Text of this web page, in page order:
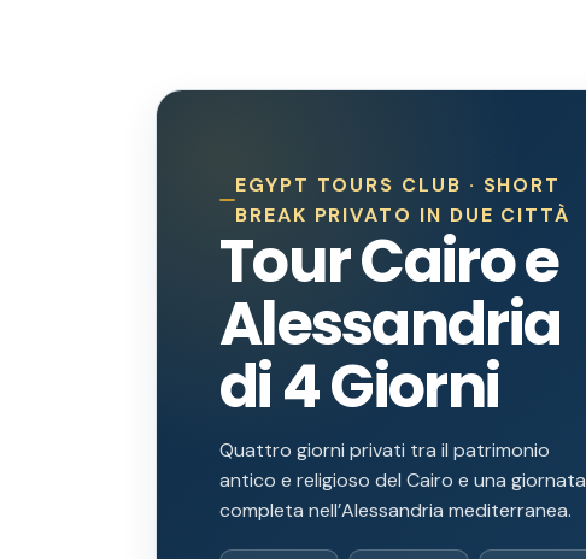
EGYPT TOURS CLUB · SHORT
BREAK PRIVATO IN DUE CITTÀ
Tour Cairo e
Alessandria
di 4 Giorni
Quattro giorni privati tra il patrimonio
antico e religioso del Cairo e una giornata
completa nell’Alessandria mediterranea.